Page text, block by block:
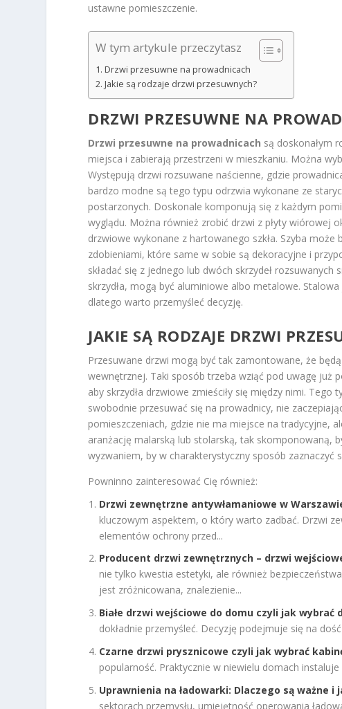
ustawne pomieszczenie.
W tym artykule przeczytasz
Drzwi przesuwne na prowadnicach
Jakie są rodzaje drzwi przesuwnych?
DRZWI PRZESUWNE NA
Drzwi przesuwne na prowadnicach są doskonałym
miejsca i zabierają przestrzeni w mieszkaniu. Można
Występują drzwi rozsuwane naścienne, gdzie
bardzo modne są tego typu odrzwia wykonane ze
postarzonych. Doskonale komponują się z każdym
wyglądu. Można również zrobić drzwi z płyty wiórowej
drzwiowe wykonane z hartowanego szkła. Szyba
zdobieniami, które same w sobie są dekoracyjne i
składać się z jednego lub dwóch skrzydeł
skrzydła, mogą być aluminiowe albo metalowe.
dlatego warto przemyśleć decyzję.
JAKIE SĄ RODZAJE DRZWI
Przesuwane drzwi mogą być tak zamontowane, że
wewnętrznej. Taki sposób trzeba wziąć pod uwagę już
aby skrzydła drzwiowe zmieściły się między nimi.
swobodnie przesuwać się na prowadnicy, nie
pomieszczeniach, gdzie nie ma miejsce na tradycyjne,
aranżację malarską lub stolarską, tak skomponowaną,
wyzwaniem, by w charakterystyczny sposób zaznaczyć
Powninno zainteresować Cię również:
Drzwi zewnętrzne antywłamaniowe w
kluczowym aspektem, o który warto zadbać. Drzwi
elementów ochrony przed...
Producent drzwi zewnętrznych – drzwi
nie tylko kwestia estetyki, ale również
jest zróżnicowana, znalezienie...
Białe drzwi wejściowe do domu czyli jak wybrać
dokładnie przemyśleć. Decyzję podejmuje się na
Czarne drzwi prysznicowe czyli jak wybrać
popularność. Praktycznie w niewielu domach
Uprawnienia na ładowarki: Dlaczego są ważne i
sektorach przemysłu, umiejętność operowania